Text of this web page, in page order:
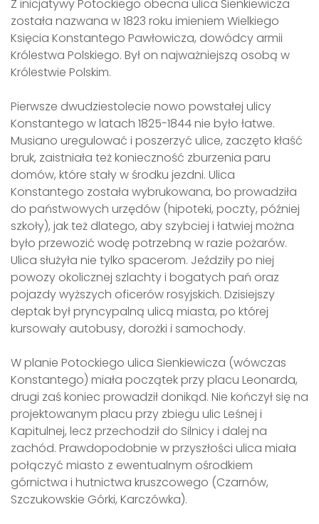
Z inicjatywy Potockiego obecna ulica Sienkiewicza
została nazwana w 1823 roku imieniem Wielkiego
Księcia Konstantego Pawłowicza, dowódcy armii
Królestwa Polskiego. Był on najważniejszą osobą w
Królestwie Polskim.
Pierwsze dwudziestolecie nowo powstałej ulicy
Konstantego w latach 1825-1844 nie było łatwe.
Musiano uregulować i poszerzyć ulice, zaczęto kłaść
bruk, zaistniała też konieczność zburzenia paru
domów, które stały w środku jezdni. Ulica
Konstantego została wybrukowana, bo prowadziła
do państwowych urzędów (hipoteki, poczty, później
szkoły), jak też dlatego, aby szybciej i łatwiej można
było przewozić wodę potrzebną w razie pożarów.
Ulica służyła nie tylko spacerom. Jeździły po niej
powozy okolicznej szlachty i bogatych pań oraz
pojazdy wyższych oficerów rosyjskich. Dzisiejszy
deptak był pryncypalną ulicą miasta, po której
kursowały autobusy, dorożki i samochody.
W planie Potockiego ulica Sienkiewicza (wówczas
Konstantego) miała początek przy placu Leonarda,
drugi zaś koniec prowadził donikąd. Nie kończył się na
projektowanym placu przy zbiegu ulic Leśnej i
Kapitulnej, lecz przechodził do Silnicy i dalej na
zachód. Prawdopodobnie w przyszłości ulica miała
połączyć miasto z ewentualnym ośrodkiem
górnictwa i hutnictwa kruszcowego (Czarnów,
Szczukowskie Górki, Karczówka).